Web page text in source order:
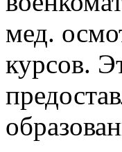
мед.
курсов.